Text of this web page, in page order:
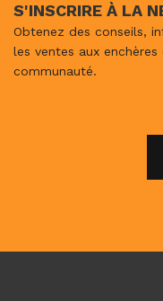
S'INSCRIRE À LA
Obtenez des conseils,
les ventes aux
communauté.